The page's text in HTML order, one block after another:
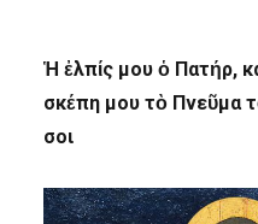
Ἡ ἐλπίς μου ὁ Πατήρ,
σκέπη μου τὸ Πνεῦμα
σοι